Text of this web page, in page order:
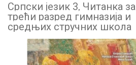
Српски језик 3, Читанка за
трећи разред гимназија и
средњих стручних школа